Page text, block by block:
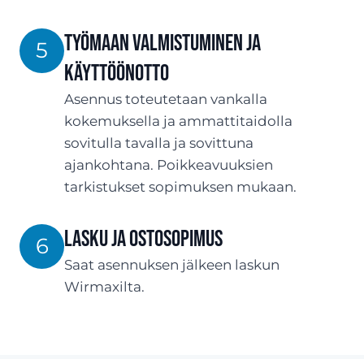
5
Työmaan valmistuminen ja
käyttöönotto
Asennus toteutetaan vankalla
kokemuksella ja ammattitaidolla
sovitulla tavalla ja sovittuna
ajankohtana. Poikkeavuuksien
tarkistukset sopimuksen mukaan.
6 Lasku ja ostosopimus
Saat asennuksen jälkeen laskun
Wirmaxilta.